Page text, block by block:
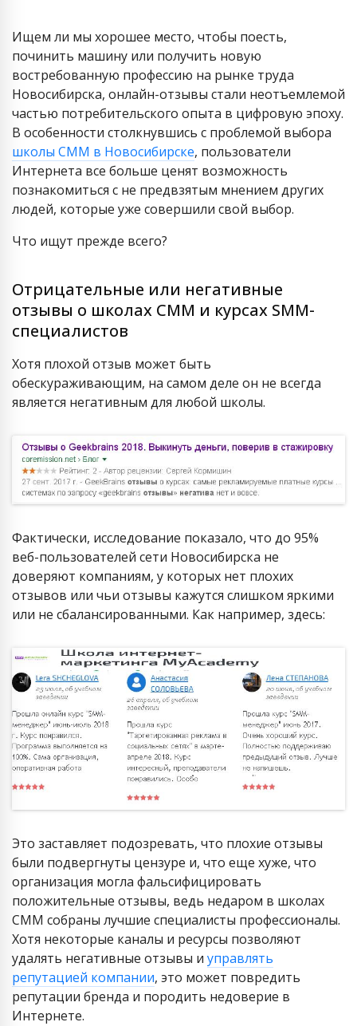
Ищем ли мы хорошее место, чтобы поесть,
починить машину или получить новую
востребованную профессию на рынке труда
Новосибирска, онлайн-отзывы стали неотъемлемой
частью потребительского опыта в цифровую эпоху.
В особенности столкнувшись с проблемой выбора
школы СММ в Новосибирске, пользователи
Интернета все больше ценят возможность
познакомиться с не предвзятым мнением других
людей, которые уже совершили свой выбор.
Что ищут прежде всего?
Отрицательные или негативные
отзывы о школах СММ и курсах SMM-
специалистов
Хотя плохой отзыв может быть
обескураживающим, на самом деле он не всегда
является негативным для любой школы.
Фактически, исследование показало, что до 95%
веб-пользователей сети Новосибирска не
доверяют компаниям, у которых нет плохих
отзывов или чьи отзывы кажутся слишком яркими
или не сбалансированными. Как например, здесь:
Это заставляет подозревать, что плохие отзывы
были подвергнуты цензуре и, что еще хуже, что
организация могла фальсифицировать
положительные отзывы, ведь недаром в школах
СММ собраны лучшие специалисты профессионалы.
Хотя некоторые каналы и ресурсы позволяют
удалять негативные отзывы и управлять
репутацией компании, это может повредить
репутации бренда и породить недоверие в
Интернете.